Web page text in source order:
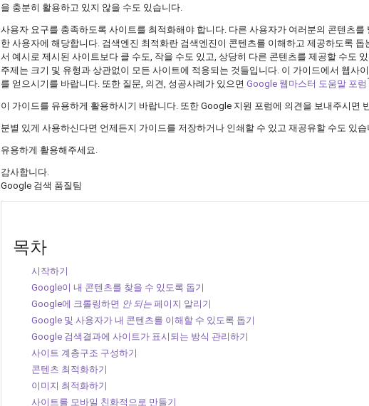
을 충분히 활용하고 있지 않을 수도 있습니다.
사용자 요구를 충족하도록 사이트를 최적화해야 합니다. 다른 사용자가 여러분의 콘텐츠
한 사용자에 해당합니다. 검색엔진 최적화란 검색엔진이 콘텐츠를 이해하고 제공하도록
서 예시로 제시된 사이트보다 클 수도, 작을 수도 있고, 상당히 다른 콘텐츠를 제공할 수도
주제는 크기 및 유형과 상관없이 모든 사이트에 적용되는 것들입니다. 이 가이드에서 웹사
를 얻으시기를 바랍니다. 또한 질문, 의견, 성공사례가 있으면 Google 웹마스터 도움말 포럼 1
이 가이드를 유용하게 활용하시기 바랍니다. 또한 Google 지원 포럼에 의견을 보내주시면
분별 있게 사용하신다면 언제든지 가이드를 저장하거나 인쇄할 수 있고 재공유할 수도 있
유용하게 활용해주세요.
감사합니다.
Google 검색 품질팀
목차
시작하기
Google이 내 콘텐츠를 찾을 수 있도록 돕기
Google에 크롤링하면 안 되는 페이지 알리기
Google 및 사용자가 내 콘텐츠를 이해할 수 있도록 돕기
Google 검색결과에 사이트가 표시되는 방식 관리하기
사이트 계층구조 구성하기
콘텐츠 최적화하기
이미지 최적화하기
사이트를 모바일 친화적으로 만들기